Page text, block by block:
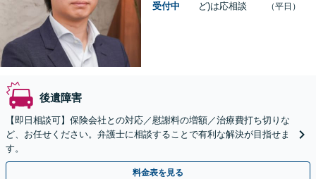
受付中
ど)は応相談
（平日）
後遺障害
【即日相談可】保険会社との対応／慰謝料の増額／治療費打ち切りな
ど、お任せください。弁護士に相談することで有利な解決が目指せま
す。
料金表を見る